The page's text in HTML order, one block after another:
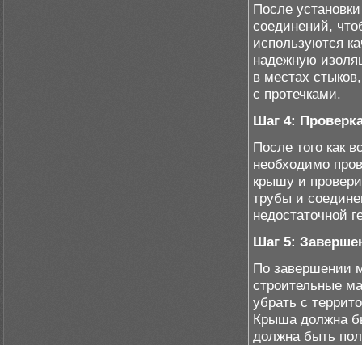
После
соединений,
используются
надежную
в местах
с протечками.
Шаг 4:
После того как
необходимо
крышу и
трубы и
недостаточной
Шаг 5:
По завершении
строительные
убрать с
Крыша должна
должна быть